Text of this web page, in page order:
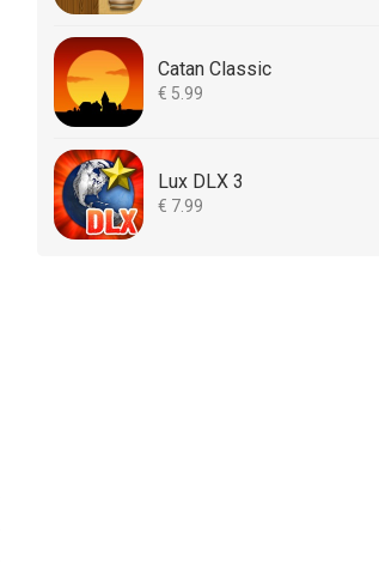
Catan Classic
€ 5.99
Lux DLX 3
€ 7.99